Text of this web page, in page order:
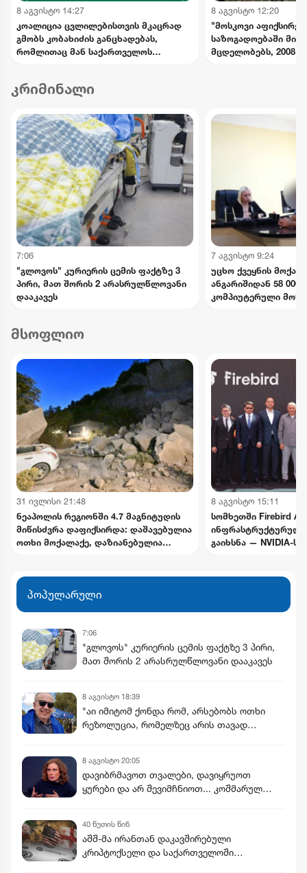
8 აგვისტო 14:27
კოალიცია ცვლილებისთვის მკაცრად
გმობს კობახიძის განცხადებას,
რომლითაც მან საქართველოს
გააყალბა
8 აგვისტო 12:20
"მოსკოვი
საზოგადოებაში
მცდელობებს, 2008
უწყება
კრიმინალი
7:06
"გლოვოს" კურიერის ცემის ფაქტზე 3
პირი, მათ შორის 2 არასრულწლოვანი
დააკავეს
7 აგვისტო 9:24
უცხო ქვეყნის
ანგარიშიდან 58
კომპიუტერული
მსოფლიო
31 ივლისი 21:48
ნეაპოლის რეგიონში 4.7 მაგნიტუდის
მიწისძვრა დაფიქსირდა: დაშავებულია
ოთხი მოქალაქე, დაზიანებულია
8 აგვისტო 15:11
სომხეთში Firebird
ინფრასტრუქტურული
გაიხსნა — NVIDIA-ს
პოპულარული
7:06
"გლოვოს" კურიერის ცემის ფაქტზე 3 პირი,
მათ შორის 2 არასრულწლოვანი დააკავეს
8 აგვისტო 18:39
"აი იმიტომ ქონდა რომ, არსებობს ოთხი
რეზოლუცია, რომელზეც არის თავად
8 აგვისტო 20:05
დავიბრმავოთ თვალები, დავიყრუოთ
ყურები და არ შევიმჩნიოთ... კოშმარულ
40 წუთის წინ
აშშ-მა ირანთან დაკავშირებული
კრიპტოქსელი და საქართველოში